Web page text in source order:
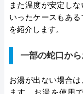
また温度が安定し
いったケースもあ
を紹介します。
一部の蛇口か
お湯が出ない場合
ます。お湯を使用